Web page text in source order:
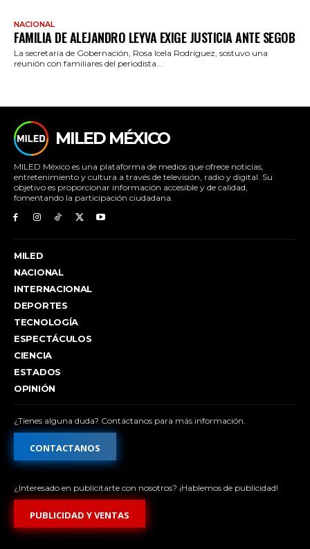
NACIONAL
FAMILIA DE ALEJANDRO LEYVA EXIGE JUSTICIA ANTE SEGOB
La secretaria de Gobernación, Rosa Icela Rodríguez, sostuvo una
reunión con familiares del periodista...
MILED MÉXICO
MILED México es una plataforma de medios que ofrece noticias,
entretenimiento y cultura a través de televisión, radio y digital. Su
objetivo es proporcionar información accesible y de calidad,
fomentando la participación ciudadana.
MILED
NACIONAL
INTERNACIONAL
DEPORTES
TECNOLOGÍA
ESPECTÁCULOS
CIENCIA
ESTADOS
OPINIÓN
¿Tienes alguna duda? Contáctanos para más información.
CONTACTANOS
¿Interesado en publicitarte con nosotros? ¡Hablemos de publicidad!
PUBLICIDAD Y VENTAS